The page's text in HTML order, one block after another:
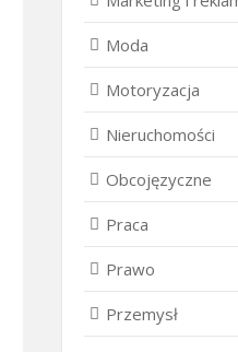
Moda
Motoryzacja
Nieruchomości
Obcojęzyczne
Praca
Prawo
Przemysł